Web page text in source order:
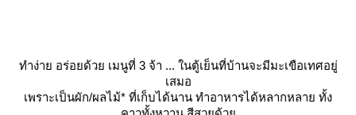
ทำง่าย อร่อยด้วย เมนูที่ 3 จ้า ... ในตู้เย็นที่บ้านจะมีมะเขือเทศอยู่
เสมอ
เพราะเป็นผัก/ผลไม้* ที่เก็บได้นาน ทำอาหารได้หลากหลาย ทั้ง